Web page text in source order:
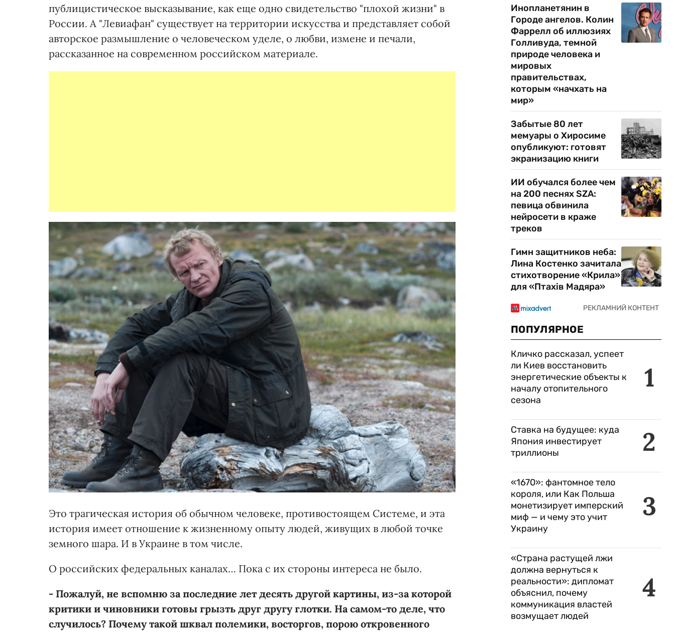
публицистическое высказывание, как еще одно свидетельство "плохой жизни" в
России. А "Левиафан" существует на территории искусства и представляет собой
авторское размышление о человеческом уделе, о любви, измене и печали,
рассказанное на современном российском материале.
Это трагическая история об обычном человеке, противостоящем Системе, и эта
история имеет отношение к жизненному опыту людей, живущих в любой точке
земного шара. И в Украине в том числе.
О российских федеральных каналах… Пока с их стороны интереса не было.
- Пожалуй, не вспомню за последние лет десять другой картины, из-за которой
критики и чиновники готовы грызть друг другу глотки. На самом-то деле, что
случилось? Почему такой шквал полемики, восторгов, порою откровенного
Инопланетянин в
Городе ангелов. Колин
Фаррелл об иллюзиях
Голливуда, темной
природе человека и
мировых
правительствах,
которым «начхать на
мир»
Забытые 80 лет
мемуары о Хиросиме
опубликуют: готовят
экранизацию книги
ИИ обучался более чем
на 200 песнях SZA:
певица обвинила
нейросети в краже
треков
Гимн защитников неба:
Лина Костенко зачитала
стихотворение «Крила»
для «Птахів Мадяра»
ПОПУЛЯРНОЕ
1
Кличко рассказал, успеет
ли Киев восстановить
энергетические объекты к
началу отопительного
сезона
2
Ставка на будущее: куда
Япония инвестирует
триллионы
3
«1670»: фантомное тело
короля, или Как Польша
монетизирует имперский
миф — и чему это учит
Украину
4
«Страна растущей лжи
должна вернуться к
реальности»: дипломат
объяснил, почему
коммуникация властей
возмущает людей